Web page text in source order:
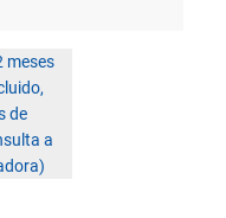
meses
de
a